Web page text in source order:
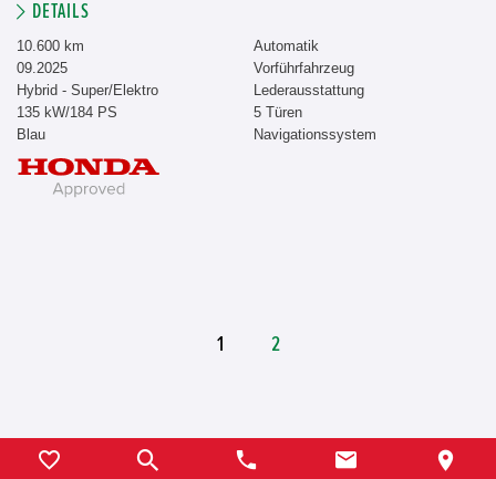
DETAILS
10.600 km
09.2025
Hybrid - Super/Elektro
135 kW/184 PS
Blau
Automatik
Vorführfahrzeug
Lederausstattung
5 Türen
Navigationssystem
1 2